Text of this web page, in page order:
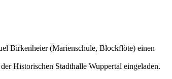
Birkenheier (Marienschule, Blockflöte) einen
Historischen Stadthalle Wuppertal eingeladen.